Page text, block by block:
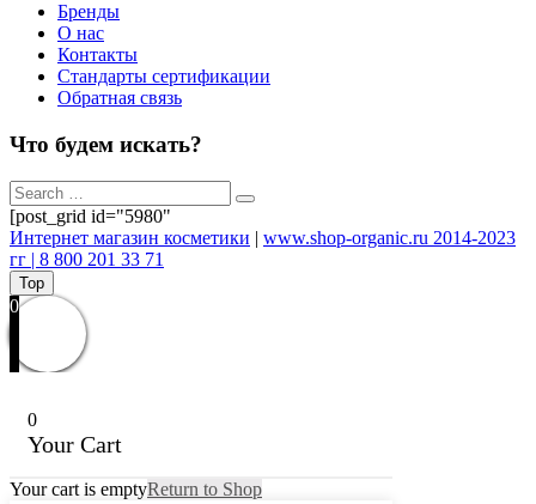
Бренды
О нас
Контакты
Стандарты сертификации
Обратная связь
Что будем искать?
[post_grid id="5980"
Интернет магазин косметики | www.shop-organic.ru 2014-2023
гг | 8 800 201 33 71
Top
0
0
Your Cart
Your cart is emptyReturn to Shop